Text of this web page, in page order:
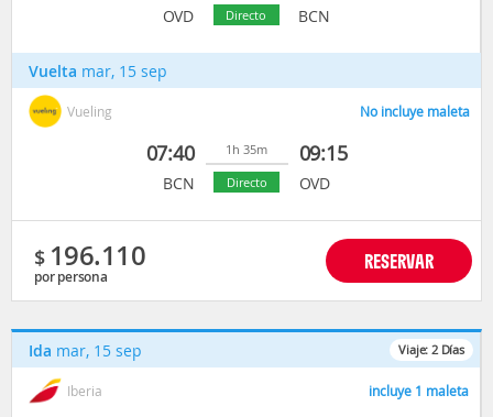
OVD
Directo
BCN
Vuelta mar, 15 sep
Vueling No incluye maleta
07:40
BCN
1h 35m
Directo
09:15
OVD
$ 196.110
por persona
RESERVAR
Viaje: 2 Días
Ida mar, 15 sep
Iberia incluye 1 maleta